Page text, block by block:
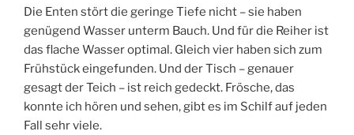
Die Enten stört die geringe Tiefe nicht – sie haben
genügend Wasser unterm Bauch. Und für die Reiher ist
das flache Wasser optimal. Gleich vier haben sich zum
Frühstück eingefunden. Und der Tisch – genauer
gesagt der Teich – ist reich gedeckt. Frösche, das
konnte ich hören und sehen, gibt es im Schilf auf jeden
Fall sehr viele.